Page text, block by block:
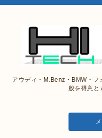
アウディ・M.Benz・BMW・
般を得意と